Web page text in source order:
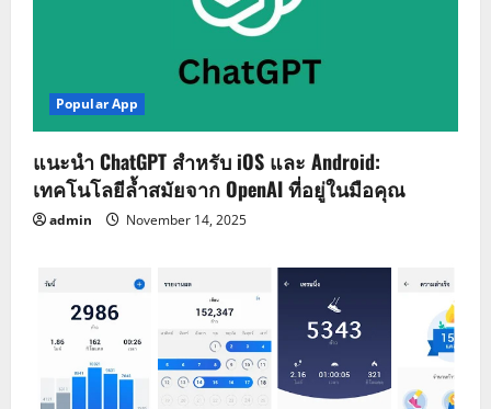
Popular App
แนะนำ ChatGPT สำหรับ iOS และ Android:
เทคโนโลยีล้ำสมัยจาก OpenAI ที่อยู่ในมือคุณ
admin November 14, 2025